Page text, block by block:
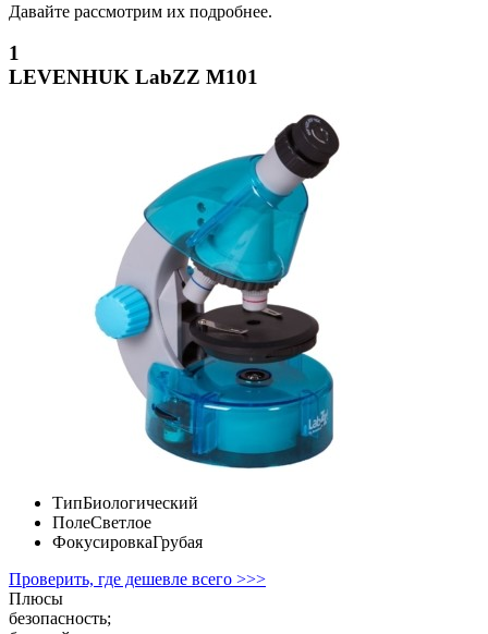
Давайте рассмотрим их подробнее.
1
LEVENHUK LabZZ M101
ТипБиологический
ПолеСветлое
ФокусировкаГрубая
Проверить, где дешевле всего >>>
Плюсы
безопасность;